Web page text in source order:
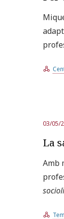
03/05/
La
Amb